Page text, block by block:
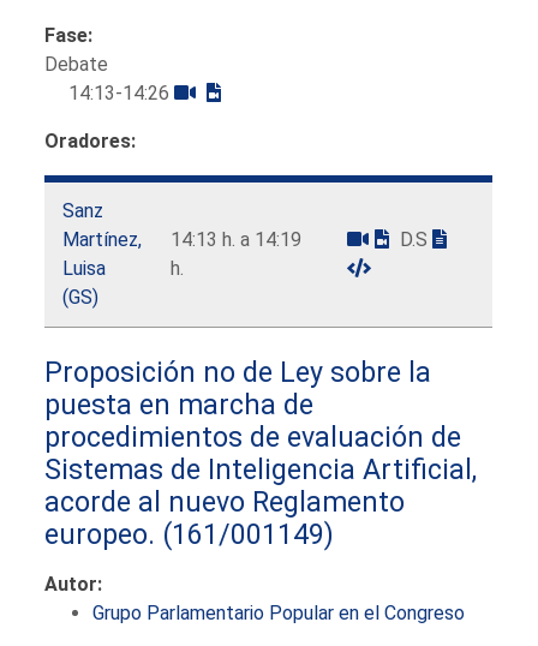
Fase:
Debate
14:13-14:26
Oradores:
Sanz
Martínez,
Luisa
(GS)
14:13 h. a 14:19
h.
D.S
Proposición no de Ley sobre la
puesta en marcha de
procedimientos de evaluación de
Sistemas de Inteligencia Artificial,
acorde al nuevo Reglamento
europeo. (161/001149)
Autor:
Grupo Parlamentario Popular en el Congreso